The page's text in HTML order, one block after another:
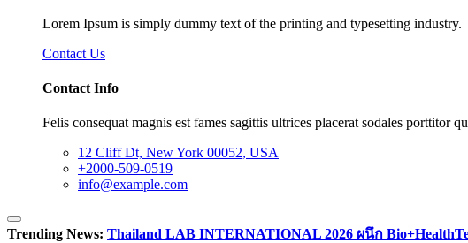
Lorem Ipsum is simply dummy text of the printing and typesetting industry.
Contact Us
Contact Info
Felis consequat magnis est fames sagittis ultrices placerat sodales porttitor
12 Cliff Dt, New York 00052, USA
+2000-509-0519
info@example.com
Trending News: Thailand LAB INTERNATIONAL 2026 ผนึก